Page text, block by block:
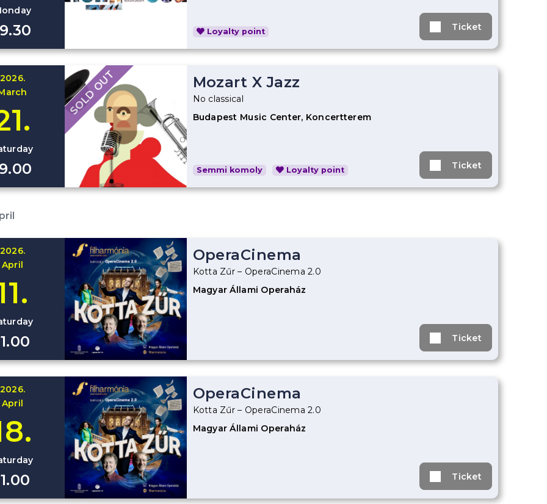
Loyalty point Ticket
2026.
SOLD OUT Mozart X Jazz
No classical
Budapest Music Center, Koncertterem
Semmi komoly Loyalty point Ticket
2026.
April
OperaCinema
Kotta Zűr – OperaCinema 2.0
Magyar Állami Operaház
Ticket
2026.
April
OperaCinema
Kotta Zűr – OperaCinema 2.0
Magyar Állami Operaház
Ticket